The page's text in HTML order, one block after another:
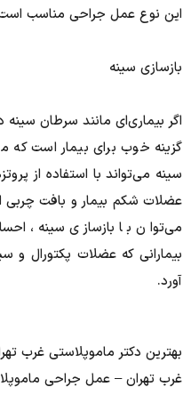
این نوع عمل جراحی مناسب
بازسازی سینه
اگر بیماری‌ای مانند سرطان
گزینه خوب برای بیمار است که
سینه می‌تواند با استفاده از
عضلات شکم بیمار و بافت چربی
می‌توان با بازسازی سینه،
بیمارانی که عضلات پکتورال
آورد.
بهترین دکتر ماموپلاستی غرب
غرب تهران – عمل جراحی